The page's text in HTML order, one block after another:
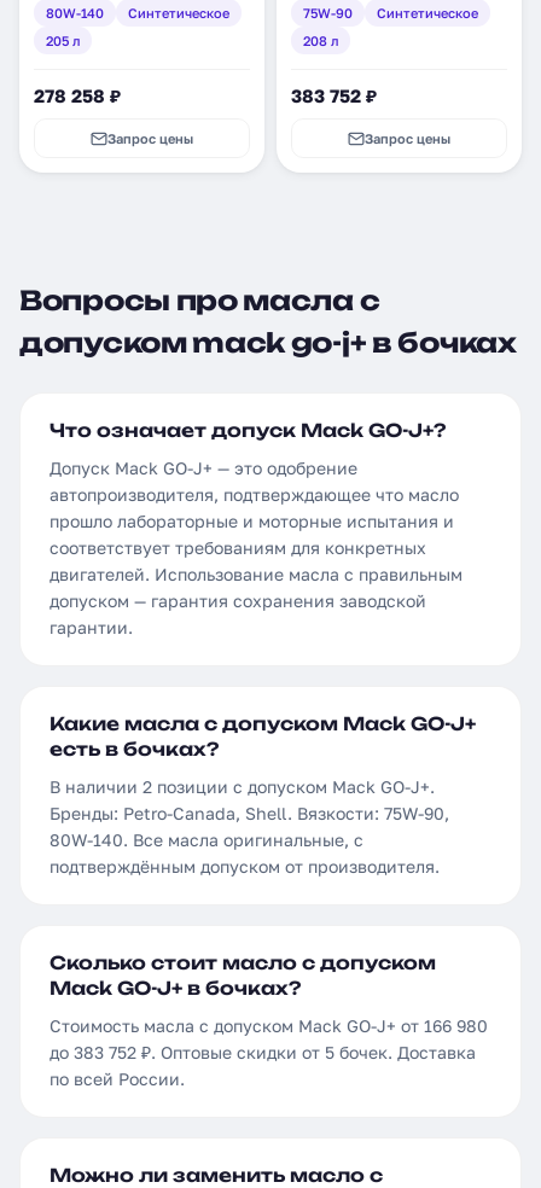
синтетическое, 205 л
(TRE814DRM)
80W-140
Синтетическое
205 л
278 258 ₽
Запрос цены
208 л (160-73163-05)
75W-90
Синтетическое
208 л
383 752 ₽
Запрос цены
Вопросы про масла с
допуском mack go-j+ в бочках
Что означает допуск Mack GO-J+?
Допуск Mack GO-J+ — это одобрение
автопроизводителя, подтверждающее что масло
прошло лабораторные и моторные испытания и
соответствует требованиям для конкретных
двигателей. Использование масла с правильным
допуском — гарантия сохранения заводской
гарантии.
Какие масла с допуском Mack GO-J+
есть в бочках?
В наличии 2 позиции с допуском Mack GO-J+.
Бренды: Petro-Canada, Shell. Вязкости: 75W-90,
80W-140. Все масла оригинальные, с
подтверждённым допуском от производителя.
Сколько стоит масло с допуском
Mack GO-J+ в бочках?
Стоимость масла с допуском Mack GO-J+ от 166 980
до 383 752 ₽. Оптовые скидки от 5 бочек. Доставка
по всей России.
Можно ли заменить масло с